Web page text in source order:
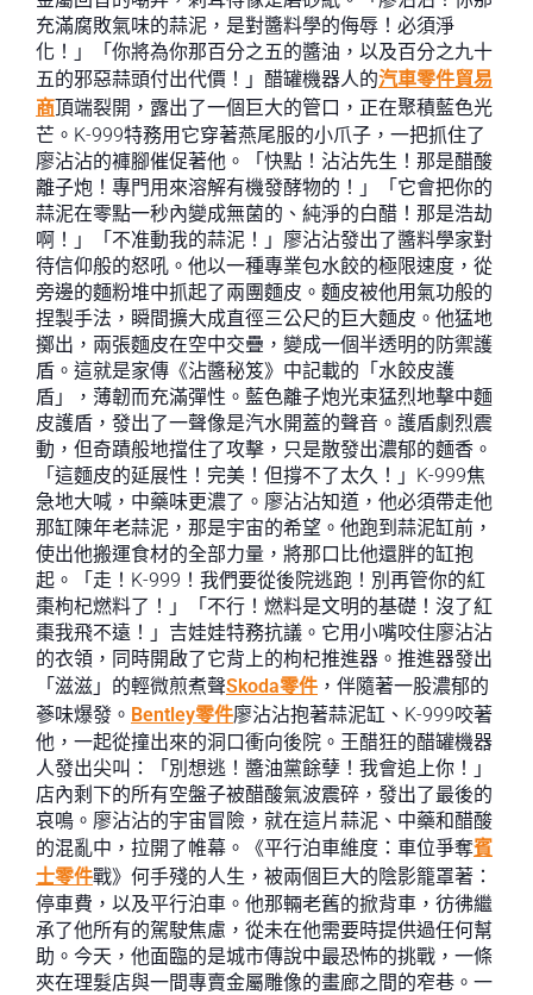
充滿腐敗氣味的蒜泥，是對醬料學的侮辱！必須淨
化！」「你將為你那百分之五的醬油，以及百分之九十
五的邪惡蒜頭付出代價！」醋罐機器人的汽車零件貿易
商頂端裂開，露出了一個巨大的管口，正在聚積藍色光
芒。K-999特務用它穿著燕尾服的小爪子，一把抓住了
廖沾沾的褲腳催促著他。「快點！沾沾先生！那是醋酸
離子炮！專門用來溶解有機發酵物的！」「它會把你的
蒜泥在零點一秒內變成無菌的、純淨的白醋！那是浩劫
啊！」「不准動我的蒜泥！」廖沾沾發出了醬料學家對
待信仰般的怒吼。他以一種專業包水餃的極限速度，從
旁邊的麵粉堆中抓起了兩團麵皮。麵皮被他用氣功般的
捏製手法，瞬間擴大成直徑三公尺的巨大麵皮。他猛地
擲出，兩張麵皮在空中交疊，變成一個半透明的防禦護
盾。這就是家傳《沾醬秘笈》中記載的「水餃皮護
盾」，薄韌而充滿彈性。藍色離子炮光束猛烈地擊中麵
皮護盾，發出了一聲像是汽水開蓋的聲音。護盾劇烈震
動，但奇蹟般地擋住了攻擊，只是散發出濃郁的麵香。
「這麵皮的延展性！完美！但撐不了太久！」K-999焦
急地大喊，中藥味更濃了。廖沾沾知道，他必須帶走他
那缸陳年老蒜泥，那是宇宙的希望。他跑到蒜泥缸前，
使出他搬運食材的全部力量，將那口比他還胖的缸抱
起。「走！K-999！我們要從後院逃跑！別再管你的紅
棗枸杞燃料了！」「不行！燃料是文明的基礎！沒了紅
棗我飛不遠！」吉娃娃特務抗議。它用小嘴咬住廖沾沾
的衣領，同時開啟了它背上的枸杞推進器。推進器發出
「滋滋」的輕微煎煮聲Skoda零件 ，伴隨著一股濃郁的
蔘味爆發。 Bentley零件廖沾沾抱著蒜泥缸、K-999咬著
他，一起從撞出來的洞口衝向後院。王醋狂的醋罐機器
人發出尖叫：「別想逃！醬油黨餘孽！我會追上你！」
店內剩下的所有空盤子被醋酸氣波震碎，發出了最後的
哀鳴。廖沾沾的宇宙冒險，就在這片蒜泥、中藥和醋酸
的混亂中，拉開了帷幕。《平行泊車維度：車位爭奪賓
士零件戰》何手殘的人生，被兩個巨大的陰影籠罩著：
停車費，以及平行泊車。他那輛老舊的掀背車，彷彿繼
承了他所有的駕駛焦慮，從未在他需要時提供過任何幫
助。今天，他面臨的是城市傳說中最恐怖的挑戰，一條
夾在理髮店與一間專賣金屬雕像的畫廊之間的窄巷。一